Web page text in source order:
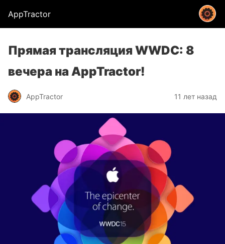
AppTractor
Прямая трансляция WWDC: 8
вечера на AppTractor!
AppTractor 11 лет назад